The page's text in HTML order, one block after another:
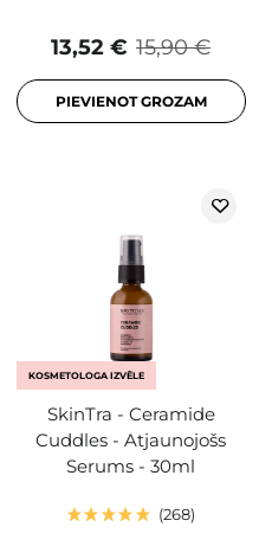
15,90 €
13,52 €
PIEVIENOT GROZAM
KOSMETOLOGA IZVĒLE
SkinTra - Ceramide
Cuddles - Atjaunojošs
Serums - 30ml
268